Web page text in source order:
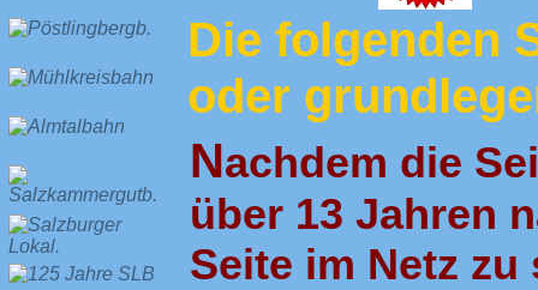
Die folgenden
oder
Nachdem die
über 13 Jahren
Seite im Netz